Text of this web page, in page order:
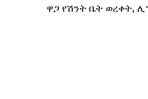
ዋጋ የሽንት ቤት ወረቀት,